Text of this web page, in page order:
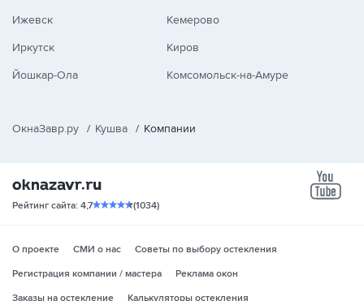
Ижевск
Иркутск
Йошкар-Ола
Кемерово
Киров
Комсомольск-на-Амуре
ОкнаЗавр.ру / Кушва / Компании
Рейтинг сайта: 4,7 (1034)
О проекте СМИ о нас
Советы по выбору остекления
Регистрация компании / мастера
Реклама окон
Заказы на остекление
Калькуляторы остекления